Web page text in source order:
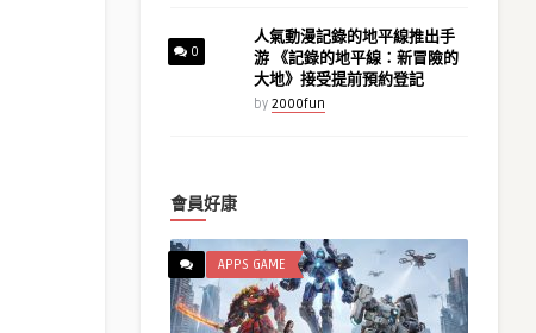
0
人氣動漫記錄的地平線推出手
游 《記錄的地平線：新冒險的
大地》接受提前預約登記
by 2000fun
會員好康
APPS GAME